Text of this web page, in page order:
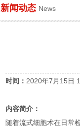
新闻动态 News
时间： 2020年7月15日
内容简介：
随着流式细胞术在日常